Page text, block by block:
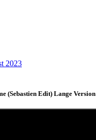
2023
(Sebastien Edit) Lange Version